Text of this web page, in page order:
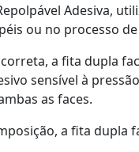
Adesiva,
ou no processo
a fita dupla
sensível à
as faces.
a fita dupla